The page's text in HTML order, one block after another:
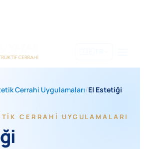
Cerrahi Uygulamaları/El Estetiği
CERRAHI UYGULAMALARI